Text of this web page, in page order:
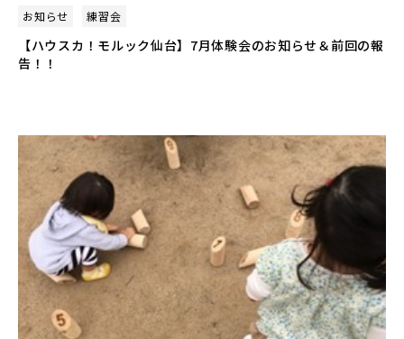
お知らせ
練習会
【ハウスカ！モルック仙台】7月体験会のお知らせ＆前回の報
告！！